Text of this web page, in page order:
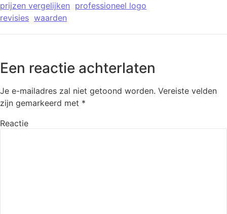
prijzen vergelijken professioneel logo
revisies waarden
Een reactie achterlaten
Je e-mailadres zal niet getoond worden. Vereiste velden
zijn gemarkeerd met *
Reactie